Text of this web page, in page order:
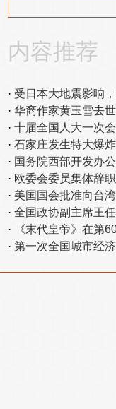
内容推荐
受日本大地震影响
华裔作家黄玉雪去世
十届全国人大一次
石家庄发生特大爆
国务院西部开发办
欧委会委员集体辞职
美国国会批准向台
全国政协副主席王
《末代皇帝》在第
第一次全国城市经